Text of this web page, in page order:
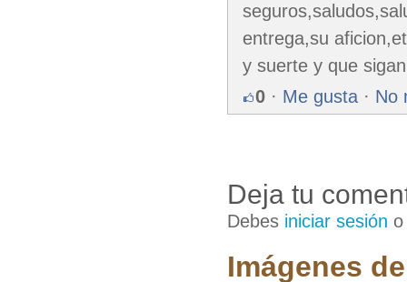
entrega,su
y suerte y que
0 · Me gusta · No
Deja tu
Debes iniciar sesión
Imágenes